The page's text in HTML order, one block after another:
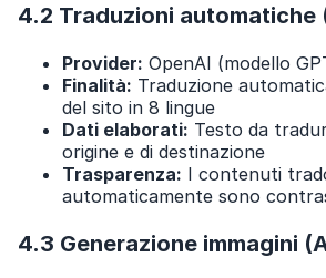
4.2 Traduzioni automatiche
Provider: OpenAI (modello
Finalità: Traduzione
del sito in 8 lingue
Dati elaborati: Testo da
origine e di destinazione
Trasparenza: I contenuti
automaticamente sono
4.3 Generazione immagini